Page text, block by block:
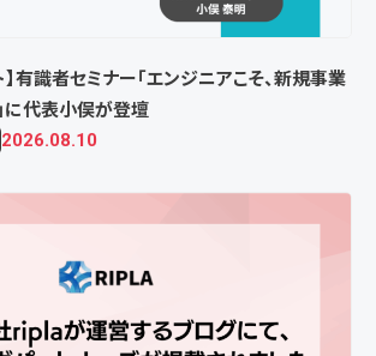
】有識者セミナー「エンジニアこそ、新規事業
に代表小俣が登壇
2026.08.10